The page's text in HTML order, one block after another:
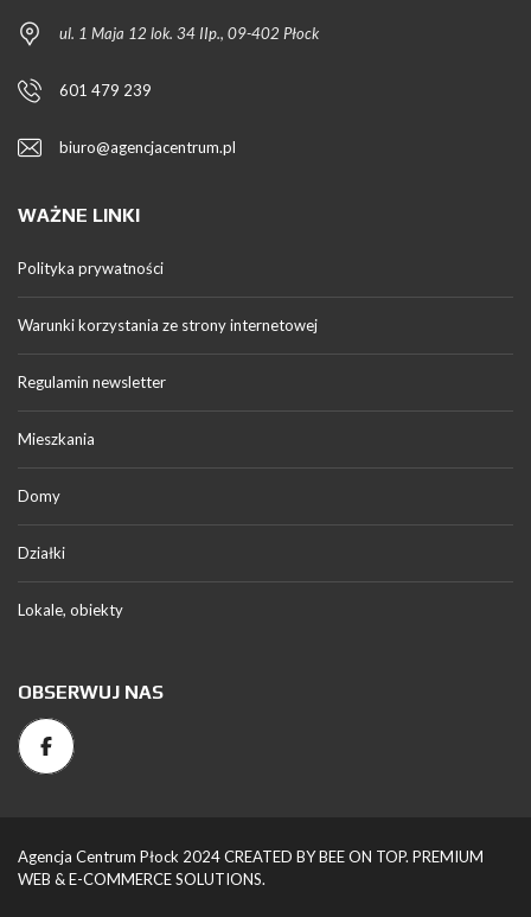
ul. 1 Maja 12 lok. 34 IIp., 09-402 Płock
601 479 239
biuro@agencjacentrum.pl
WAŻNE LINKI
Polityka prywatności
Warunki korzystania ze strony internetowej
Regulamin newsletter
Mieszkania
Domy
Działki
Lokale, obiekty
OBSERWUJ NAS
Agencja Centrum Płock 2024 CREATED BY BEE ON TOP. PREMIUM
WEB & E-COMMERCE SOLUTIONS.